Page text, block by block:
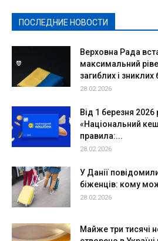
ПОСЛЕДНИЕ НОВОСТИ
Верховна Рада
максимальний
загиблих і зниклих
28.02.2026
Від 1 березня
«Національний
правила:...
28.02.2026
У Данії
біженців: кому
28.02.2026
Майже три тисячі